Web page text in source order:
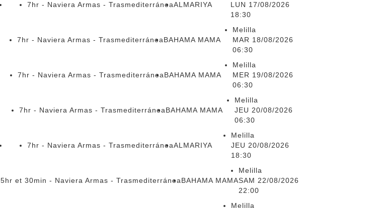
7hr - Naviera Armas - TrasmediterráneaALMARIYA
LUN 17/08/2026
18:30
7hr - Naviera Armas - TrasmediterráneaBAHAMA MAMA
Melilla
MAR 18/08/2026
06:30
7hr - Naviera Armas - TrasmediterráneaBAHAMA MAMA
Melilla
MER 19/08/2026
06:30
7hr - Naviera Armas - TrasmediterráneaBAHAMA MAMA
Melilla
JEU 20/08/2026
06:30
7hr - Naviera Armas - TrasmediterráneaALMARIYA
Melilla
JEU 20/08/2026
18:30
5hr et 30min - Naviera Armas - TrasmediterráneaBAHAMA MAMA
Melilla
SAM 22/08/2026
22:00
Melilla